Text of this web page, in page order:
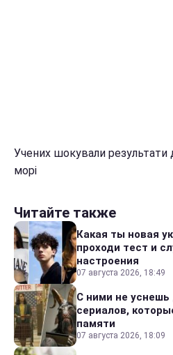
Учених шокували
морі
Читайте также
Какая ты новая
проходи тест и
настроения
07 августа 2026, 18:49
С ними не уснешь
сериалов,
памяти
07 августа 2026, 18:09